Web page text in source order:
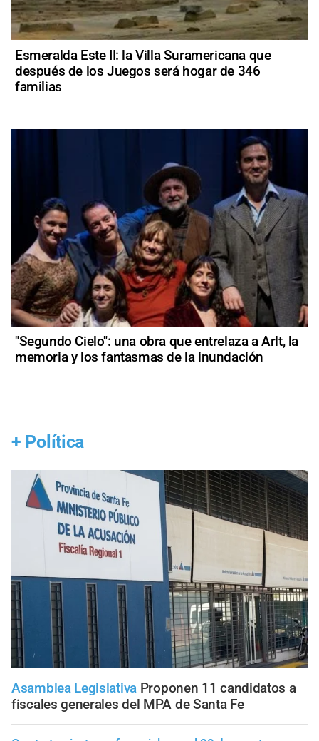
Esmeralda Este II: la Villa Suramericana que
después de los Juegos será hogar de 346
familias
"Segundo Cielo": una obra que entrelaza a Arlt, la
memoria y los fantasmas de la inundación
+ Política
Asamblea Legislativa Proponen 11 candidatos a
fiscales generales del MPA de Santa Fe